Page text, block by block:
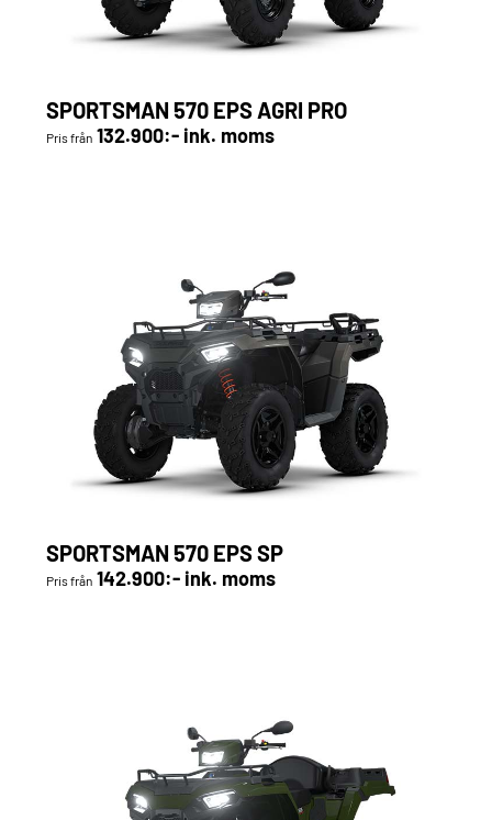
SPORTSMAN 570 EPS AGRI PRO
Pris från 132.900:- ink. moms
SPORTSMAN 570 EPS SP
Pris från 142.900:- ink. moms